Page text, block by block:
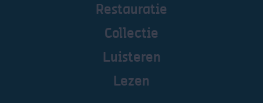
Restauratie
Collectie
Luisteren
Lezen